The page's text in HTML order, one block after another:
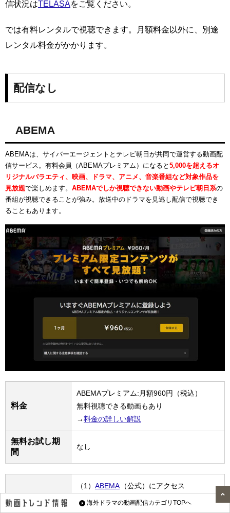
海外ドラマの動画配信カテゴリTOPへ
信状況はTELASAをご覧ください。
では有料レンタルで視聴できます。月額料金以外に、別途
レンタル料金がかかります。
配信なし
ABEMA
ABEMAは、サイバーエージェントとテレビ朝日が共同で運営する動画配
信サービス。有料会員（ABEMAプレミアム）になると 5,000を超えるオ
リジナルバラエティ、映画、ドラマ、アニメ、音楽番組など対象作品を
見放題で楽しめます。 ABEMAでしか視聴できない動画やテレビ朝日系の
番組が視聴できることが強み。放送中のドラマを見逃し配信で視聴でき
ることもあります。
料金
ABEMAプレミアム:月額960円（税込）
無料視聴できる動画もあり
→料金の詳しい解説
無料お試し期
間
なし
ABEMAの登
（1） ABEMA （公式）にアクセス
（2）登録手続き・必要事項を入力